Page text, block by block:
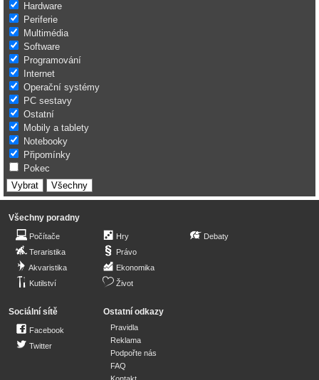
Hardware
Periferie
Multimédia
Software
Programování
Internet
Operační systémy
PC sestavy
Ostatní
Mobily a tablety
Notebooky
Připomínky
Pokec
Všechny poradny
Počítače
Teraristika
Akvaristika
Kutilství
Hry
Právo
Ekonomika
Život
Debaty
Sociální sítě
Facebook
Twitter
Ostatní odkazy
Pravidla
Reklama
Podpořte nás
FAQ